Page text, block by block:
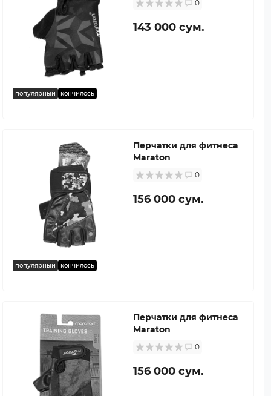
популярный кончилось
0
143 000 сум.
популярный кончилось
Перчатки для фитнеса
Maraton
0
156 000 сум.
Перчатки для фитнеса
Maraton
0
156 000 сум.